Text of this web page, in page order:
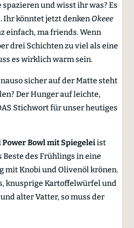
und wisst ihr was? Es
Ihr könntet jetzt denken Okeee
einfach, ma friends. Wenn
drei Schichten zu viel als eine
es wirklich warm sein.
sicher auf der Matte steht
Der Hunger auf leichte,
Stichwort für unser heutiges
Bowl mit Spiegeleiist
des Frühlings in eine
mit Knobi und Olivenöl krönen.
knusprige Kartoffelwürfel und
alter Vatter, so muss der